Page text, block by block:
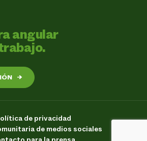
angular
→
de privacidad
de medios sociales